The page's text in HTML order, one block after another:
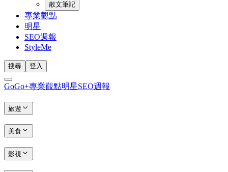
散文筆記
專業觀點
明星
SEO週報
StyleMe
搜尋 登入
GoGo+專業觀點明星SEO週報
旅遊
美食
影視